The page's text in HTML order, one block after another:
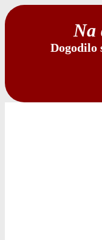
Na
Dogodilo